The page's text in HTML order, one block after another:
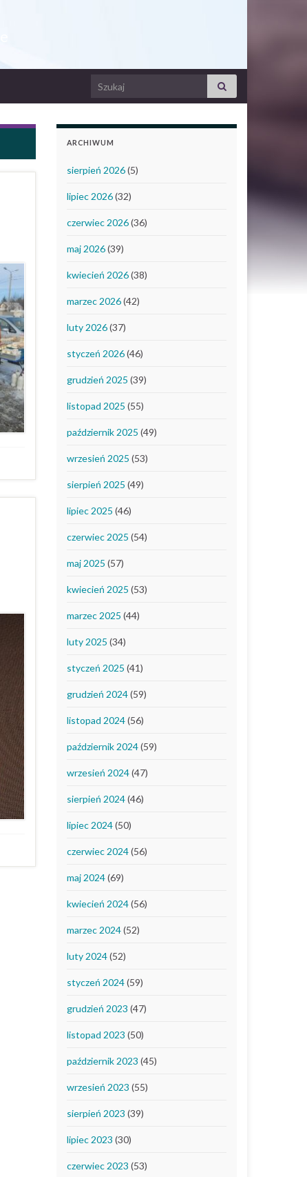
Search for:
ARCHIWUM
sierpień 2026(5)
lipiec 2026(32)
czerwiec 2026(36)
maj 2026(39)
kwiecień 2026(38)
marzec 2026(42)
luty 2026(37)
styczeń 2026(46)
grudzień 2025 (39)
listopad 2025 (55)
październik 2025 (49)
wrzesień 2025 (53)
sierpień 2025 (49)
lipiec 2025 (46)
czerwiec 2025 (54)
maj 2025 (57)
kwiecień 2025 (53)
marzec 2025 (44)
luty 2025 (34)
styczeń 2025 (41)
grudzień 2024(59)
listopad 2024(56)
październik 2024(59)
wrzesień 2024(47)
sierpień 2024(46)
lipiec 2024(50)
czerwiec 2024(56)
maj 2024(69)
kwiecień 2024(56)
marzec 2024(52)
luty 2024(52)
styczeń 2024(59)
grudzień 2023 (47)
listopad 2023 (50)
październik 2023 (45)
wrzesień 2023 (55)
sierpień 2023 (39)
lipiec 2023 (30)
czerwiec 2023 (53)